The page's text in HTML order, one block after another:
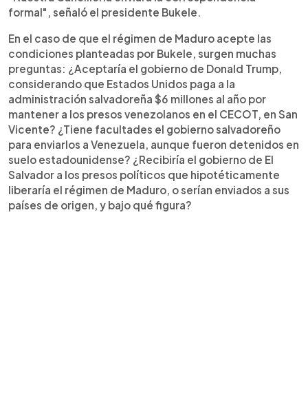
formal", señaló el presidente Bukele.
En el caso de que el régimen de Maduro acepte las
condiciones planteadas por Bukele, surgen muchas
preguntas: ¿Aceptaría el gobierno de Donald Trump,
considerando que Estados Unidos paga a la
administración salvadoreña $6 millones al año por
mantener a los presos venezolanos en el CECOT, en San
Vicente? ¿Tiene facultades el gobierno salvadoreño
para enviarlos a Venezuela, aunque fueron detenidos en
suelo estadounidense? ¿Recibiría el gobierno de El
Salvador a los presos políticos que hipotéticamente
liberaría el régimen de Maduro, o serían enviados a sus
países de origen, y bajo qué figura?